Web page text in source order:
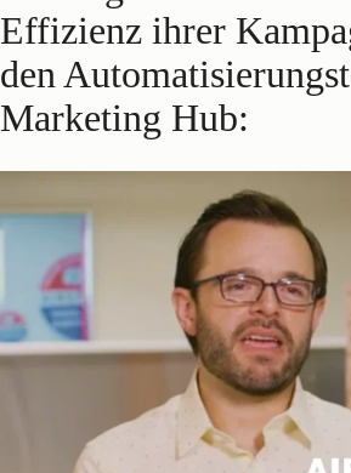
Effizienz ihrer
den
Marketing Hub: